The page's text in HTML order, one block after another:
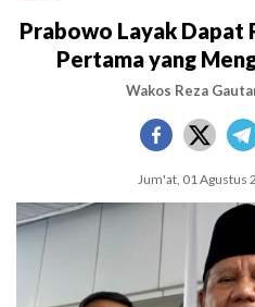
Prabowo Layak Dapat
Pertama yang
Wakos Reza
Jum'at, 01 Agustus